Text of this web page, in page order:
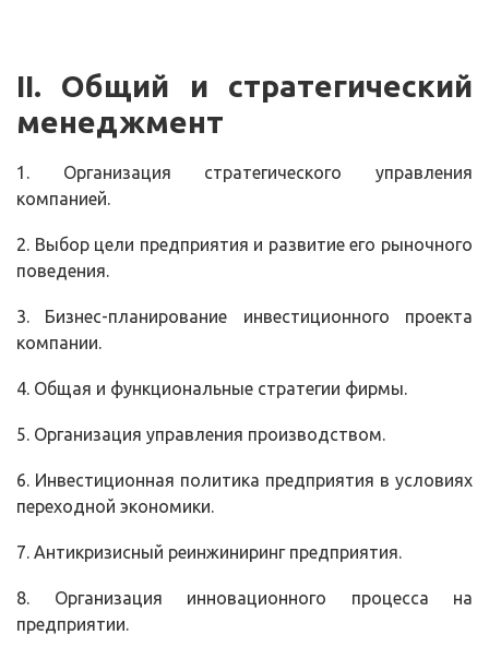
II. Общий и стратегический
менеджмент
1. Организация стратегического управления
компанией.
2. Выбор цели предприятия и развитие его рыночного
поведения.
3. Бизнес-планирование инвестиционного проекта
компании.
4. Общая и функциональные стратегии фирмы.
5. Организация управления производством.
6. Инвестиционная политика предприятия в условиях
переходной экономики.
7. Антикризисный реинжиниринг предприятия.
8. Организация инновационного процесса на
предприятии.